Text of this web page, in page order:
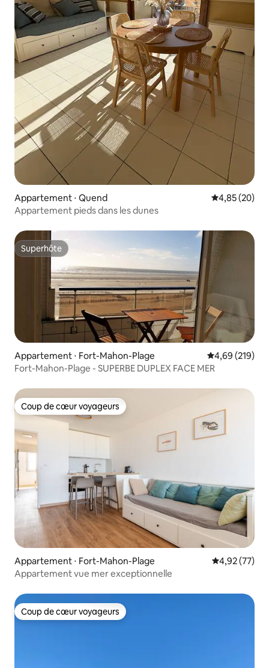
Appartement ⋅ Quend Évaluation
4,85 (20)
Appartement pieds dans les dunes
Superhôte
Superhôte
Appartement ⋅ Fort-Mahon-Plage Évaluation
4,69 (219)
Fort-Mahon-Plage - SUPERBE DUPLEX FACE MER
Coup de cœur voyageurs
Coup de cœur voyageurs
Appartement ⋅ Fort-Mahon-Plage Évaluation
4,92 (77)
Appartement vue mer exceptionnelle
Coup de cœur voyageurs
Coup de cœur voyageurs